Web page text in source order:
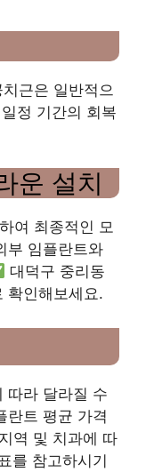
근은 일반적으
정 기간의 회복
운 설치
여 최종적인 모
부 임플란트와
대덕구 중리동
확인해보세요.
따라 달라질 수
란트 평균 가격
역 및 치과에 따
를 참고하시기